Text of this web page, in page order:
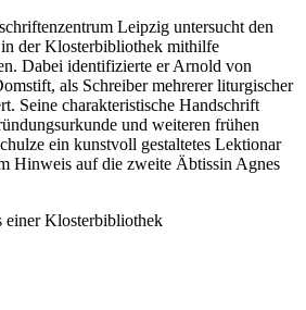
Leipzig untersucht den
der Klosterbibliothek mithilfe
Dabei identifizierte er Arnold von
als Schreiber mehrerer liturgischer
Seine charakteristische Handschrift
und weiteren frühen
ein kunstvoll gestaltetes Lektionar
Hinweis auf die zweite Äbtissin Agnes